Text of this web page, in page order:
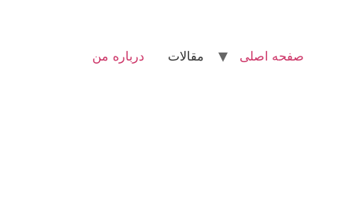
صفحه اصلی مقالات درباره من